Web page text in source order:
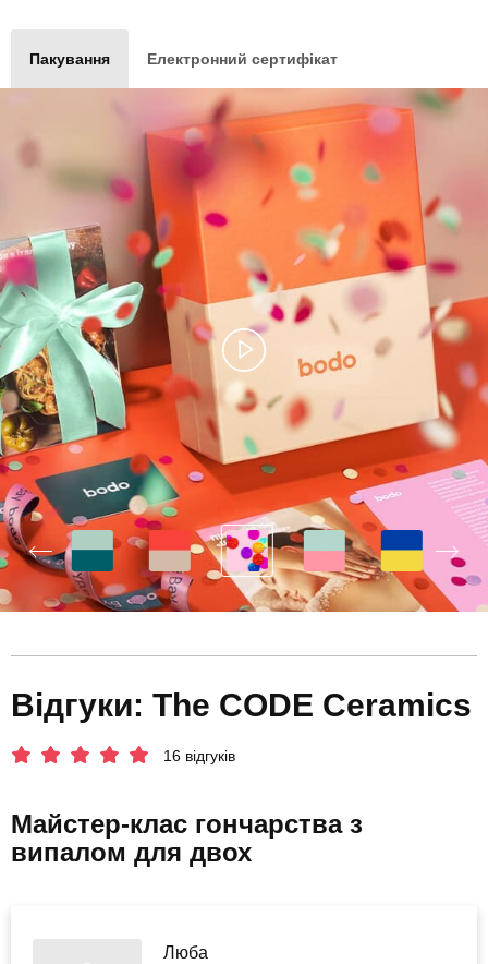
Пакування Електронний сертифікат
Відгуки: The CODE Ceramics
16 відгуків
Майстер-клас гончарства з
випалом для двох
Люба